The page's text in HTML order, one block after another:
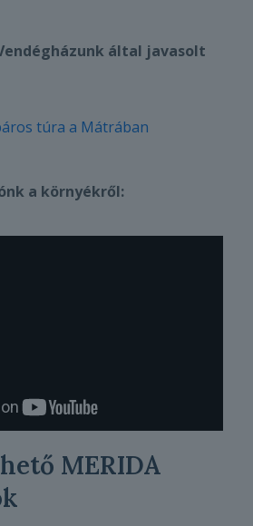
által javasolt
túra a Mátrában
a környékről:
MERIDA